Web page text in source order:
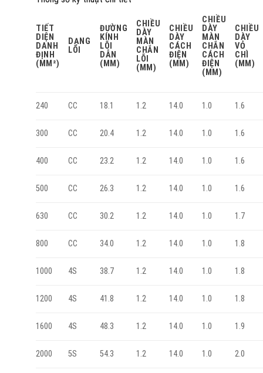
TIẾT
DIỆN
DANH
ĐỊNH
(MM²)
DẠNG
LÕI
ĐƯỜNG
KÍNH
LÕI
DẪN
(MM)
CHIỀU
DÀY
MÀN
CHẮN
LÕI
(MM)
CHIỀU
DÀY
CÁCH
ĐIỆN
(MM)
CHIỀU
DÀY
MÀN
CHẮN
CÁCH
ĐIỆN
(MM)
CHIỀU
DÀY
VỎ
CHÌ
(MM)
240 CC 18.1 1.2 14.0 1.0 1.6
300 CC 20.4 1.2 14.0 1.0 1.6
400 CC 23.2 1.2 14.0 1.0 1.6
500 CC 26.3 1.2 14.0 1.0 1.6
630 CC 30.2 1.2 14.0 1.0 1.7
800 CC 34.0 1.2 14.0 1.0 1.8
1000 4S 38.7 1.2 14.0 1.0 1.8
1200 4S 41.8 1.2 14.0 1.0 1.8
1600 4S 48.3 1.2 14.0 1.0 1.9
2000 5S 54.3 1.2 14.0 1.0 2.0